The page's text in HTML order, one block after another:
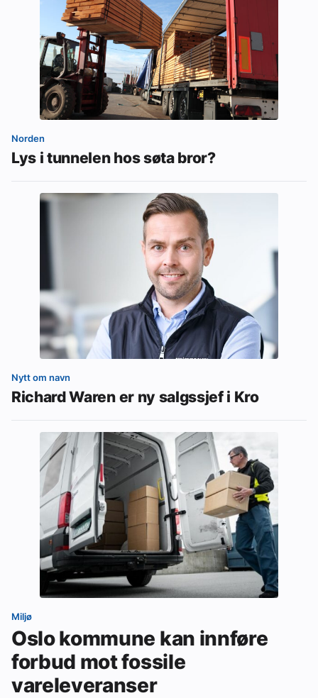
Norden
Lys i tunnelen hos søta bror?
Nytt om navn
Richard Waren er ny salgssjef i Kro
Miljø
Oslo kommune kan innføre
forbud mot fossile
vareleveranser